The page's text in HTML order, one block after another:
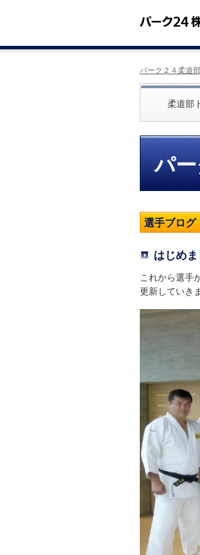
パーク２４柔道部
柔道部
パ
選手ブログ
はじめ
これから選手
更新していき